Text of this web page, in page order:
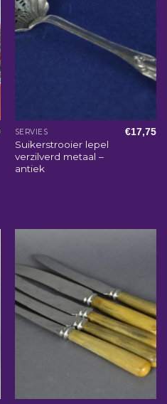
SERVIES
Suikerstrooier lepel
verzilverd metaal –
antiek
€17,75